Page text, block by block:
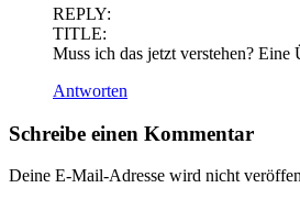
REPLY:
TITLE:
Muss ich das jetzt verstehen? Eine
Antworten
Schreibe einen Kommentar
Deine E-Mail-Adresse wird nicht